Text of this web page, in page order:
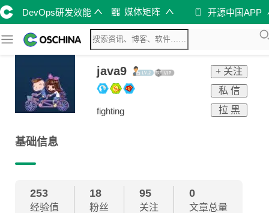
DevOps研发效能 媒体矩阵 开源中国APP
java9
fighting
+ 关注
私 信
拉 黑
基础信息
253
经验值
18
粉丝
95
关注
0
文章总量